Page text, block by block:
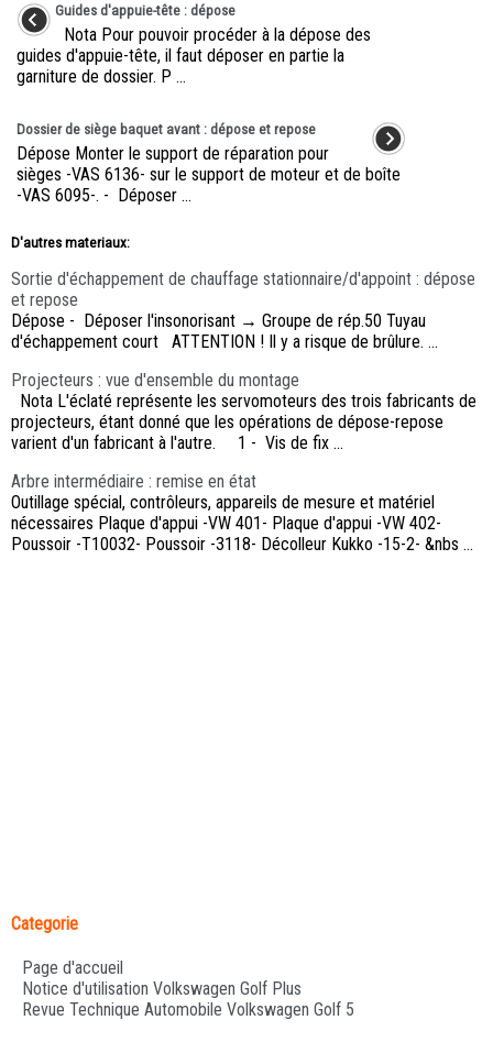
Guides d'appuie-tête : dépose
Nota Pour pouvoir procéder à la dépose des
guides d'appuie-tête, il faut déposer en partie la
garniture de dossier. P ...
Dossier de siège baquet avant : dépose et repose
Dépose Monter le support de réparation pour
sièges -VAS 6136- sur le support de moteur et de boîte
-VAS 6095-. - Déposer ...
D'autres materiaux:
Sortie d'échappement de chauffage stationnaire/d'appoint : dépose
et repose
Dépose - Déposer l'insonorisant → Groupe de rép.50 Tuyau
d'échappement court ATTENTION ! Il y a risque de brûlure. ...
Projecteurs : vue d'ensemble du montage
Nota L'éclaté représente les servomoteurs des trois fabricants de
projecteurs, étant donné que les opérations de dépose-repose
varient d'un fabricant à l'autre. 1 - Vis de fix ...
Arbre intermédiaire : remise en état
Outillage spécial, contrôleurs, appareils de mesure et matériel
nécessaires Plaque d'appui -VW 401- Plaque d'appui -VW 402-
Poussoir -T10032- Poussoir -3118- Décolleur Kukko -15-2- &nbs ...
Categorie
Page d'accueil
Notice d'utilisation Volkswagen Golf Plus
Revue Technique Automobile Volkswagen Golf 5